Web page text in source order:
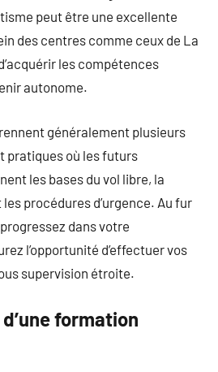
peut être une excellente
des centres comme ceux de La
les compétences
autonome.
généralement plusieurs
pratiques où les futurs
les bases du vol libre, la
procédures d’urgence. Au fur
dans votre
l’opportunité d’effectuer vos
supervision étroite.
formation